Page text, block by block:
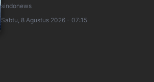
sindonews
Sabtu, 8 Agustus 2026 - 07:15